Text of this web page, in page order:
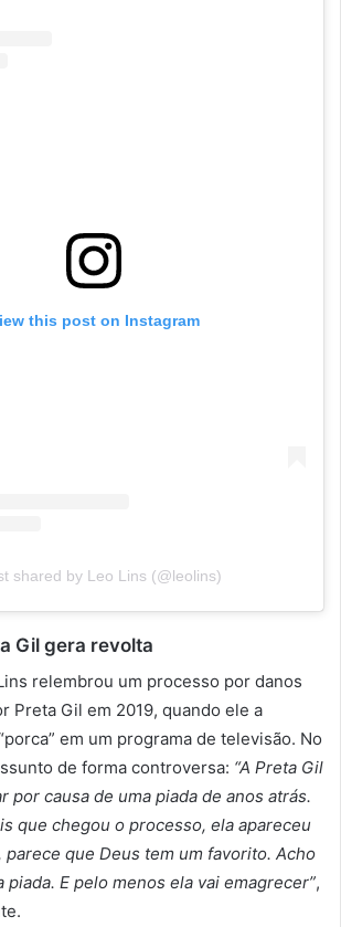
this post on Instagram
shared by Leo Lins (@leolins)
Gil gera revolta
relembrou um processo por danos
Preta Gil em 2019, quando ele a
em um programa de televisão. No
de forma controversa: “A Preta Gil
por causa de uma piada de anos atrás.
que chegou o processo, ela apareceu
parece que Deus tem um favorito. Acho
E pelo menos ela vai emagrecer”,